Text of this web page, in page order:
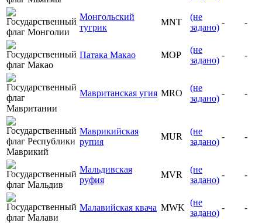
Монгольский
тугрик
MNT
(не
задано)
- -
Патака Макао MOP
(не
задано)
- -
Мавританская угия MRO
(не
задано)
- -
Маврикийская
рупия
MUR
(не
задано)
- -
Мальдивская
руфия
MVR
(не
задано)
- -
Малавийская квача MWK
(не
задано)
- -